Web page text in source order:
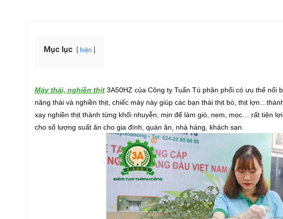
Mục lục hiện
Máy thái, nghiền thịt3A50HZ của Công ty Tuấn Tú phân phối có ưu thế nổi
năng thái và nghiền thịt, chiếc máy này giúp các bạn thái thịt bò, thịt
xay nghiền thịt thành từng khối nhuyễn, mịn để làm giò, nem, mọc… rất tiện
cho số lượng suất ăn cho gia đình, quán ăn, nhà hàng, khách sạn.